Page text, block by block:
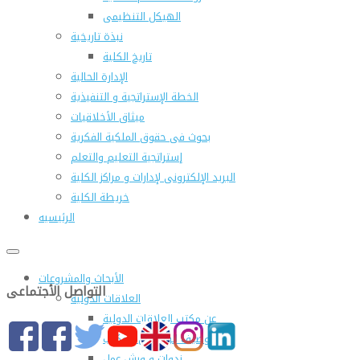
الهيكل التنظيمى
نبذة تاريخية
تاريخ الكلية
الإدارة الحالية
الخطة الإستراتجية و التنفيذية
ميثاق الأخلاقيات
بحوث فى حقوق الملكية الفكرية
إستراتجية التعليم والتعلم
البريد الإلكترونى لإدارات و مراكز الكلية
خريطة الكلية
الرئيسيه
الأبحاث والمشروعات
العلاقات الدولية
عن مكتب العلاقات الدولية
التوصيف الوظيفى للمكتب
التواصل الأجتماعى